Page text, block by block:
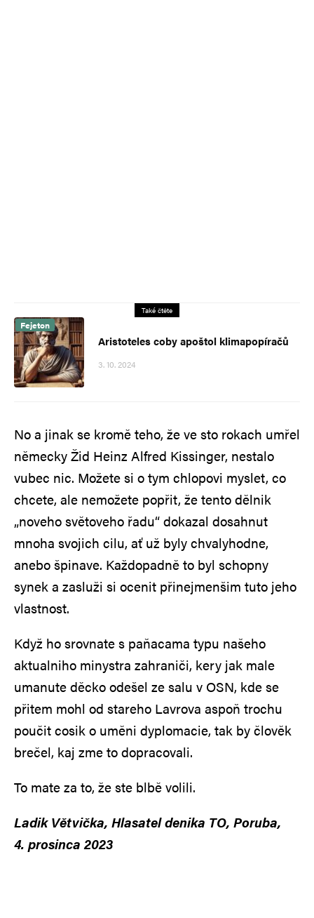
Také čtěte
Fejeton
Aristoteles coby apoštol klimapopíračů
3. 10. 2024
No a jinak se kromě teho, že ve sto rokach umřel
německy Žid Heinz Alfred Kissinger, nestalo
vubec nic. Možete si o tym chlopovi myslet, co
chcete, ale nemožete popřit, že tento dělnik
„noveho světoveho řadu“ dokazal dosahnut
mnoha svojich cilu, ať už byly chvalyhodne,
anebo špinave. Každopadně to byl schopny
synek a zasluži si ocenit přinejmenšim tuto jeho
vlastnost.
Když ho srovnate s paňacama typu našeho
aktualniho minystra zahraniči, kery jak male
umanute děcko odešel ze salu v OSN, kde se
přitem mohl od stareho Lavrova aspoň trochu
poučit cosik o uměni dyplomacie, tak by člověk
brečel, kaj zme to dopracovali.
To mate za to, že ste blbě volili.
Ladik Větvička, Hlasatel denika TO, Poruba,
4. prosinca 2023